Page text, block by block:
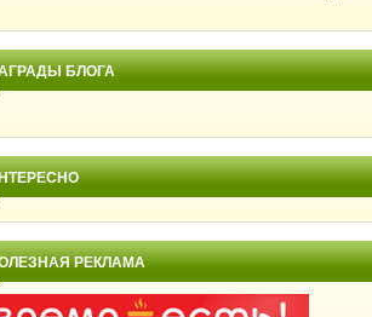
БЛОГА
РЕКЛАМА